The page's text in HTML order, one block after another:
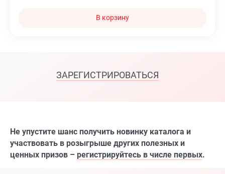
В корзину
ЗАРЕГИСТРИРОВАТЬСЯ
Не упустите шанс получить новинку каталога и
участвовать в розыгрыше других полезных и
ценных призов – регистрируйтесь в числе первых.